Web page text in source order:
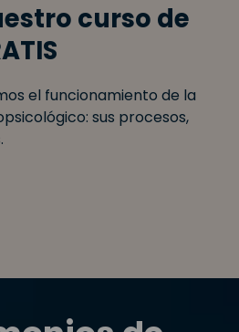
curso de
el funcionamiento de la
sus procesos,